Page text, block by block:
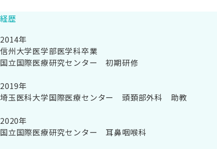
経歴
2014年
信州大学医学部医学科卒業
国立国際医療研究センター 初期研修
2019年
埼玉医科大学国際医療センター 頭頚部外科 助教
2020年
国立国際医療研究センター 耳鼻咽喉科